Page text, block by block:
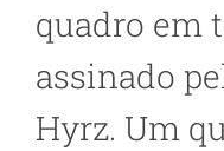
quadro em
assinado
Hyrz. Um